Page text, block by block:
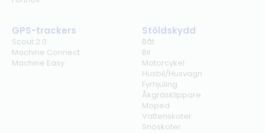
GPS-trackers
Scout 2.0
Machine Connect
Machine Easy
Stöldskydd
Båt
Bil
Motorcykel
Husbil/Husvagn
Fyrhjuling
Åkgräsklippare
Moped
Vattenskoter
Snöskoter